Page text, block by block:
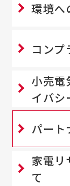
環境へ
コンプ
小売電
イバシ
パート
家電リ
て